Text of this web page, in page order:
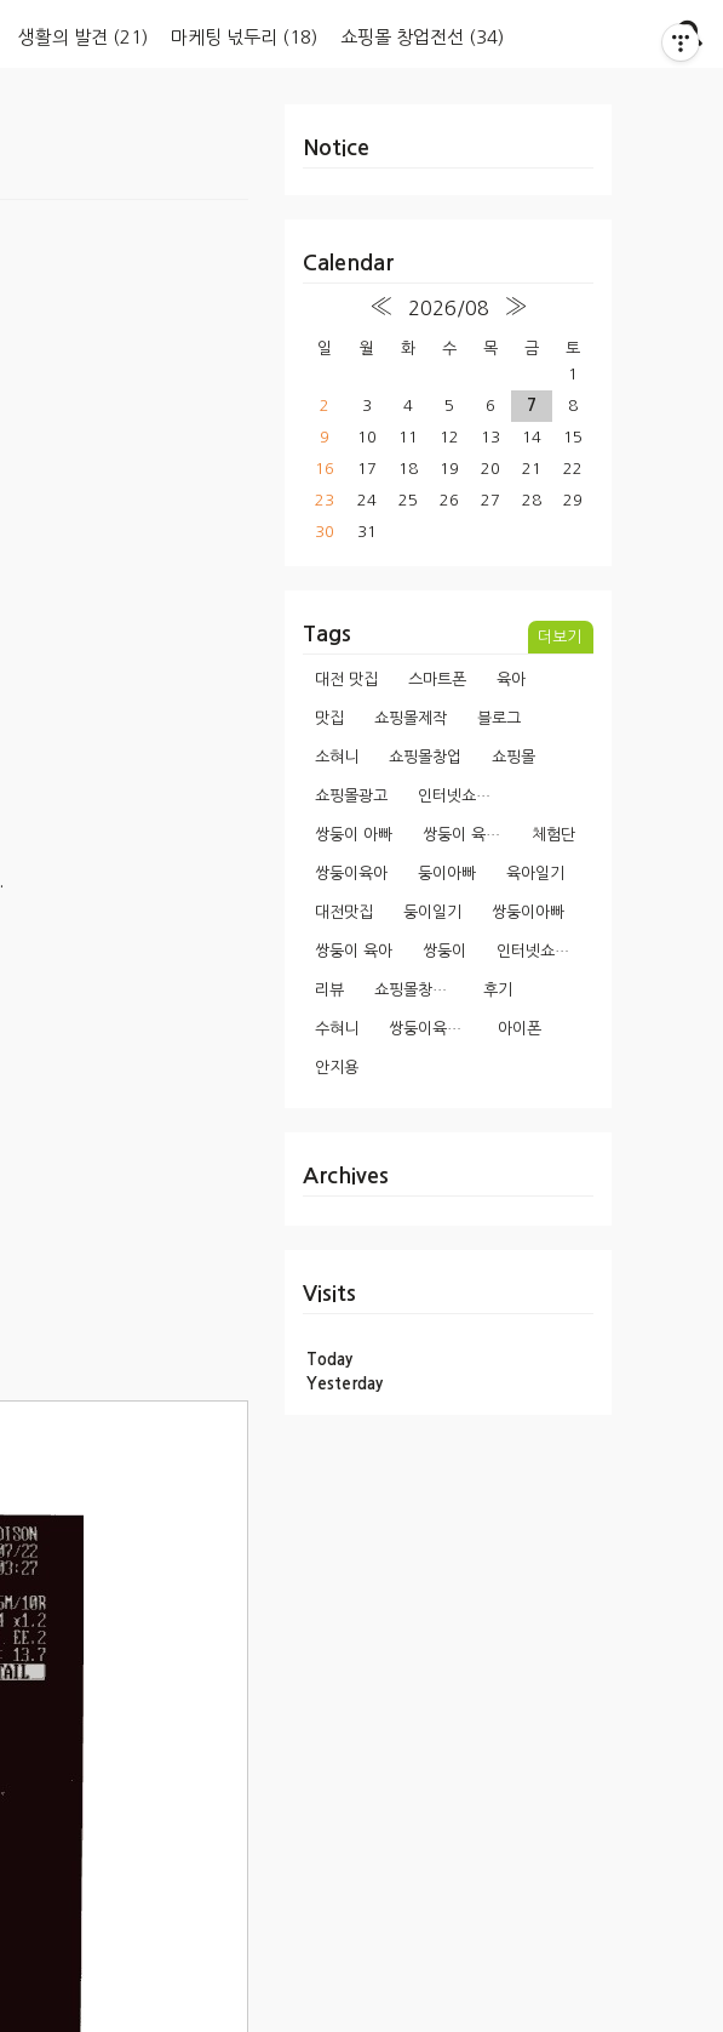
생활의 발견 (21) 마케팅 넋두리 (18) 쇼핑몰 창업전선 (34)
Notice
Calendar
« 2026/08 »
일 월 화 수 목 금
토
1
2
3 4 5 6 7
8
9
10 11 12 13 14
15
16
17 18 19 20 21
22
23
24 25 26 27 28
29
30
31
Tags 더보기
대전 맛집 스마트폰 육아
맛집 쇼핑몰제작 블로그
소혀니 쇼핑몰창업 쇼핑몰
쇼핑몰광고 인터넷쇼핑몰
쌍둥이 아빠 쌍둥이 육아일기 체험단
쌍둥이육아 둥이아빠 육아일기
대전맛집 둥이일기 쌍둥이아빠
쌍둥이 육아 쌍둥이 인터넷쇼핑몰창업
리뷰 쇼핑몰창업과정 후기
수혀니 쌍둥이육아일기 아이폰
안지용
Archives
Visits
Today
Yesterday